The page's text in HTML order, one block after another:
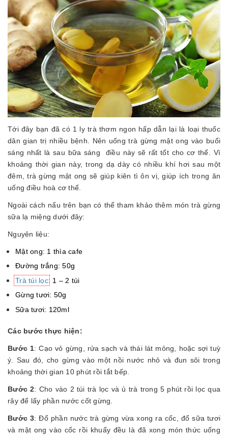
Tới đây bạn đã có 1 ly trà thơm ngon hấp dẫn lại là loại thuốc
dân gian trị nhiều bệnh. Nên uống trà gừng mật ong vào buổi
sáng nhất là sau bữa sáng điều này sẽ rất tốt cho cơ thể. Vì
khoảng thời gian này, trong dạ dày có nhiều khí hơi sau một
đêm, trà gừng mật ong sẽ giúp kiên tì ôn vị, giúp ích trong ăn
uống điều hoà cơ thể.
Ngoài cách nấu trên bạn có thể tham khảo thêm món trà gừng
sữa lạ miệng dưới đây:
Nguyên liệu:
Mật ong: 1 thìa cafe
Đường trắng: 50g
Trà túi lọc: 1 – 2 túi
Gừng tươi: 50g
Sữa tươi: 120ml
Các bước thực hiện:
Bước 1: Cạo vỏ gừng, rửa sạch và thái lát mỏng, hoặc sợi tuỳ
ý. Sau đó, cho gừng vào một nồi nước nhỏ và đun sôi trong
khoảng thời gian 10 phút rồi tắt bếp.
Bước 2: Cho vào 2 túi trà lọc và ủ trà trong 5 phút rồi lọc qua
rây để lấy phần nước cốt gừng.
Bước 3: Đổ phần nước trà gừng vừa xong ra cốc, đổ sữa tươi
và mật ong vào cốc rồi khuấy đều là đã xong món thức uống